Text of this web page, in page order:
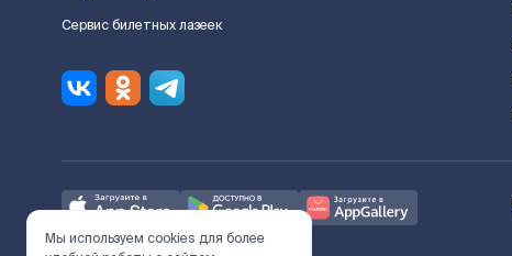
Сервис билетных лазеек
Мы используем cookies для более